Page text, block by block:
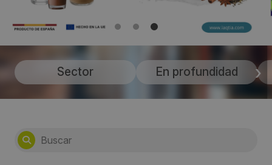
Sector En profundidad